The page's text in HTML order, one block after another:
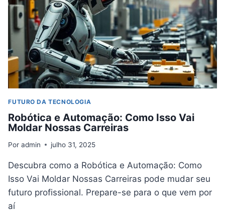
ENCONTRAM
E
O
QUE
ISSO
SIGNIFICA
FUTURO DA TECNOLOGIA
Robótica e Automação: Como Isso Vai
Moldar Nossas Carreiras
Por admin julho 31, 2025
Descubra como a Robótica e Automação: Como
Isso Vai Moldar Nossas Carreiras pode mudar seu
futuro profissional. Prepare-se para o que vem por
aí